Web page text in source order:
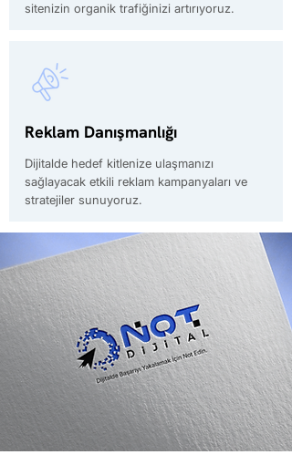
sitenizin organik trafiğinizi artırıyoruz.
Reklam Danışmanlığı
Dijitalde hedef kitlenize ulaşmanızı
sağlayacak etkili reklam kampanyaları ve
stratejiler sunuyoruz.